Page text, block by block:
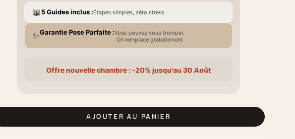
📖5 Guides inclus :Étapes simples, zéro stress
✨Garantie Pose Parfaite :Vous pouvez vous tromper.
On remplace gratuitement
Offre nouvelle chambre : -20% jusqu'au 30 Août
AJOUTER AU PANIER